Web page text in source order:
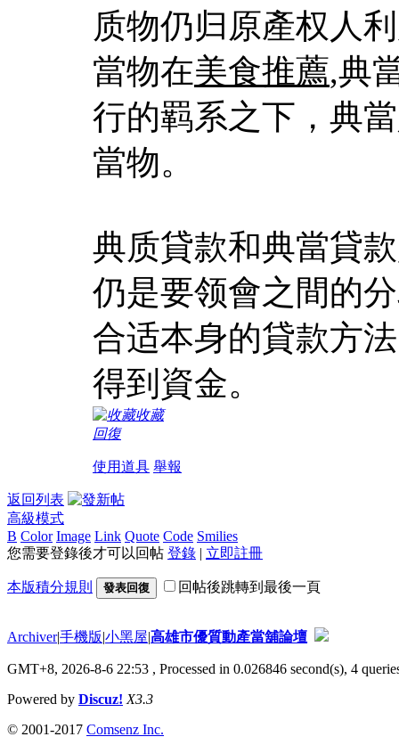
质物仍归原產权人
當物在美食推薦,典
行的羁系之下，典
當物。
典质貸款和典當貸
仍是要领會之間的
合适本身的貸款方
得到資金。
收藏
回復
使用道具 舉報
返回列表
高級模式
B Color Image Link Quote Code Smilies
您需要登錄後才可以回帖 登錄 | 立即註冊
本版積分規則 發表回復 回帖後跳轉到最後一頁
Archiver|手機版|小黑屋|高雄市優質動產當舖論壇
GMT+8, 2026-8-6 22:53 , Processed in 0.026846 second(s), 4
Powered by Discuz! X3.3
© 2001-2017 Comsenz Inc.